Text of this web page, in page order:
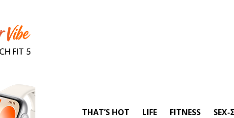
THAT’S HOT LIFE FITNESS SEX-